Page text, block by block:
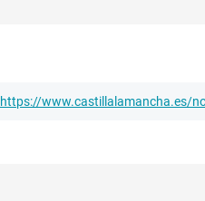
https://www.castillalamancha.es/